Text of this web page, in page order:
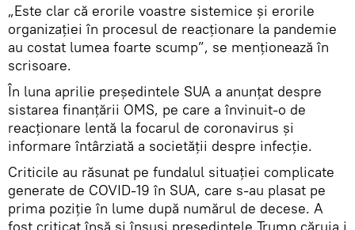
„Este clar că erorile voastre sistemice și erorile
organizației în procesul de reacționare la pandemie
au costat lumea foarte scump”, se menționează în
scrisoare.
În luna aprilie președintele SUA a anunțat despre
sistarea finanțării OMS, pe care a învinuit-o de
reacționare lentă la focarul de coronavirus și
informare întârziată a societății despre infecție.
Criticile au răsunat pe fundalul situației complicate
generate de COVID-19 în SUA, care s-au plasat pe
prima poziție în lume după numărul de decese. A
fost criticat însă și însuși președintele Trump căruia i